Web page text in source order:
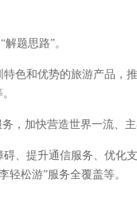
题思路”。
和优势的旅游产品，
加快营造世界一流、主
提升通信服务、优化
松游”服务全覆盖等。